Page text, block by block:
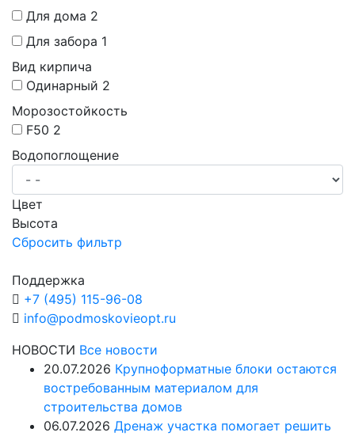
Для дома 2
Для забора 1
Вид кирпича
Одинарный 2
Морозостойкость
F50 2
Водопоглощение
Цвет
Высота
Сбросить фильтр
Поддержка
+7 (495) 115-96-08
info@podmoskovieopt.ru
НОВОСТИ Все новости
20.07.2026 Крупноформатные блоки остаются
востребованным материалом для
строительства домов
06.07.2026 Дренаж участка помогает решить